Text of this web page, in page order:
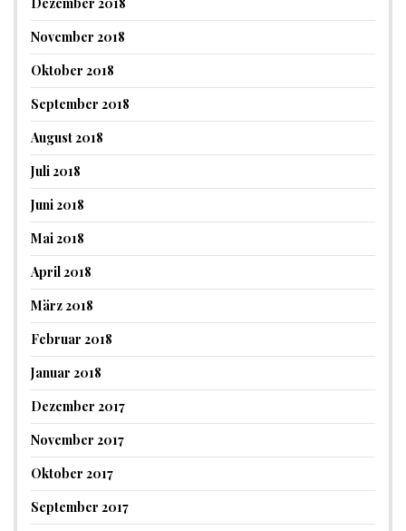
November 2018
Oktober 2018
September 2018
August 2018
Juli 2018
Juni 2018
Mai 2018
April 2018
März 2018
Februar 2018
Januar 2018
Dezember 2017
November 2017
Oktober 2017
September 2017